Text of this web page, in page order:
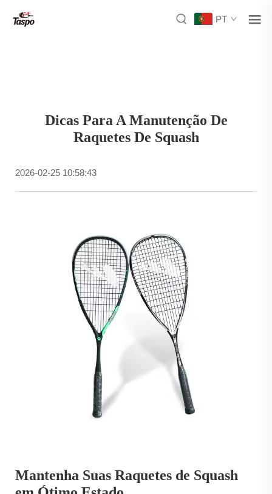
PT
Dicas Para A Manutenção De
Raquetes De Squash
2026-02-25 10:58:43
Mantenha Suas Raquetes de Squash